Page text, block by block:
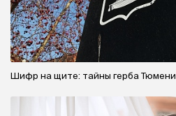
Шифр на щите: тайны герба Тюмени